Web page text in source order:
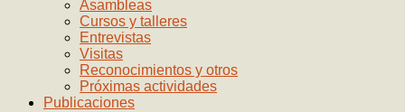
Asambleas
Cursos y talleres
Entrevistas
Visitas
Reconocimientos y otros
Próximas actividades
Publicaciones